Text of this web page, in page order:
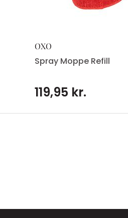
OXO
Spray Moppe Refill
119,95 kr.